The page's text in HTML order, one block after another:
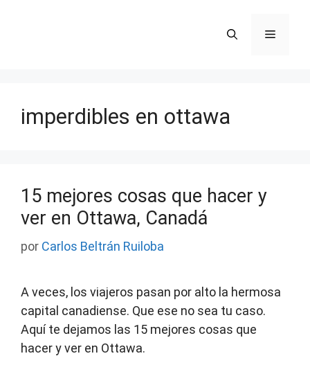
Menú
imperdibles en ottawa
15 mejores cosas que hacer y
ver en Ottawa, Canadá
por Carlos Beltrán Ruiloba
A veces, los viajeros pasan por alto la hermosa
capital canadiense. Que ese no sea tu caso.
Aquí te dejamos las 15 mejores cosas que
hacer y ver en Ottawa.